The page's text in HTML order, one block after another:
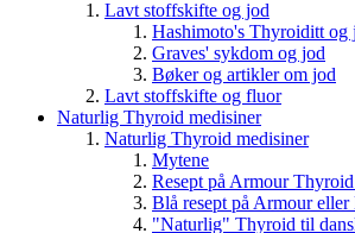
Lavt stoffskifte og jod
Hashimoto's Thyroiditt og
Graves' sykdom og jod
Bøker og artikler om jod
Lavt stoffskifte og fluor
Naturlig Thyroid medisiner
Naturlig Thyroid medisiner
Mytene
Resept på Armour
Blå resept på Armour
"Naturlig" Thyroid til